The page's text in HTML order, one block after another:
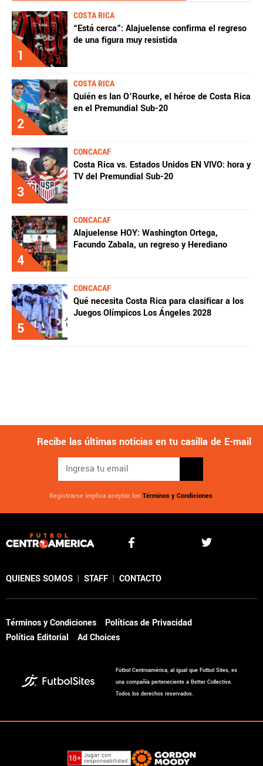
1
COSTA RICA
“Está cerca”: Alajuelense confirma el regreso
de una figura muy resistida
2
COSTA RICA
Quién es Ian O’Rourke, el héroe de Costa Rica
en el Premundial Sub-20
3
CONCACAF
Costa Rica vs. Estados Unidos EN VIVO: hora y
TV del Premundial Sub-20
4
CONCACAF
Alajuelense HOY: Washington Ortega,
Facundo Zabala, un regreso y Herediano
5
CONCACAF
Qué necesita Costa Rica para clasificar a los
Juegos Olímpicos Los Ángeles 2028
Recibe las últimas noticias en tu casilla de E-mail
Registrarse implica aceptar los Términos y Condiciones
QUIENES SOMOS | STAFF | CONTACTO
Términos y Condiciones
Políticas de Privacidad
Política Editorial
Ad Choices
Fútbol Centroamérica, al igual que Futbol Sites, es
una compañía perteneciente a Better Collective.
Todos los derechos reservados.